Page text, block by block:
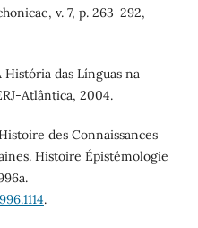
v. 7, p. 263-292,
História das Línguas na
Atlântica, 2004.
des Connaissances
Histoire Épistémologie
.